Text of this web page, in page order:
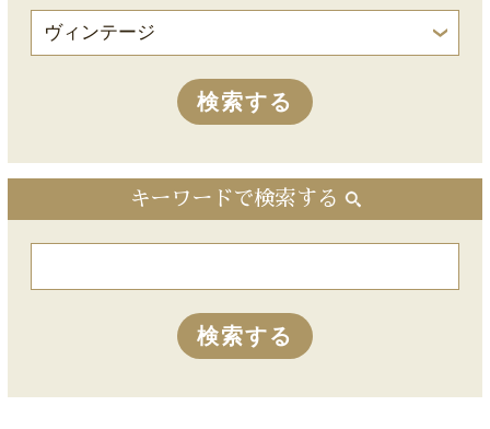
キーワードで検索する